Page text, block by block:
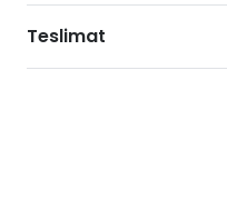
Tedavi
Teslimat